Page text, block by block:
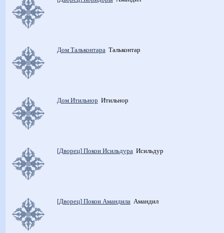
Дом Тальконтара Тальконтар
Дом Итильнор Итильнор
[Дворец] Покои Исильдура Исильдур
[Дворец] Покои Амандила Амандил